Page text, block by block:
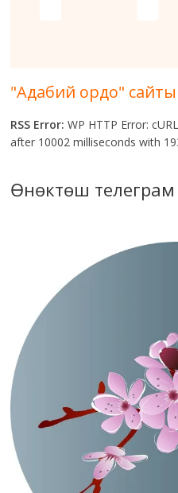
"Адабий ордо"
RSS Error: WP HTTP Error:
after 10002 milliseconds with
Өнөктөш